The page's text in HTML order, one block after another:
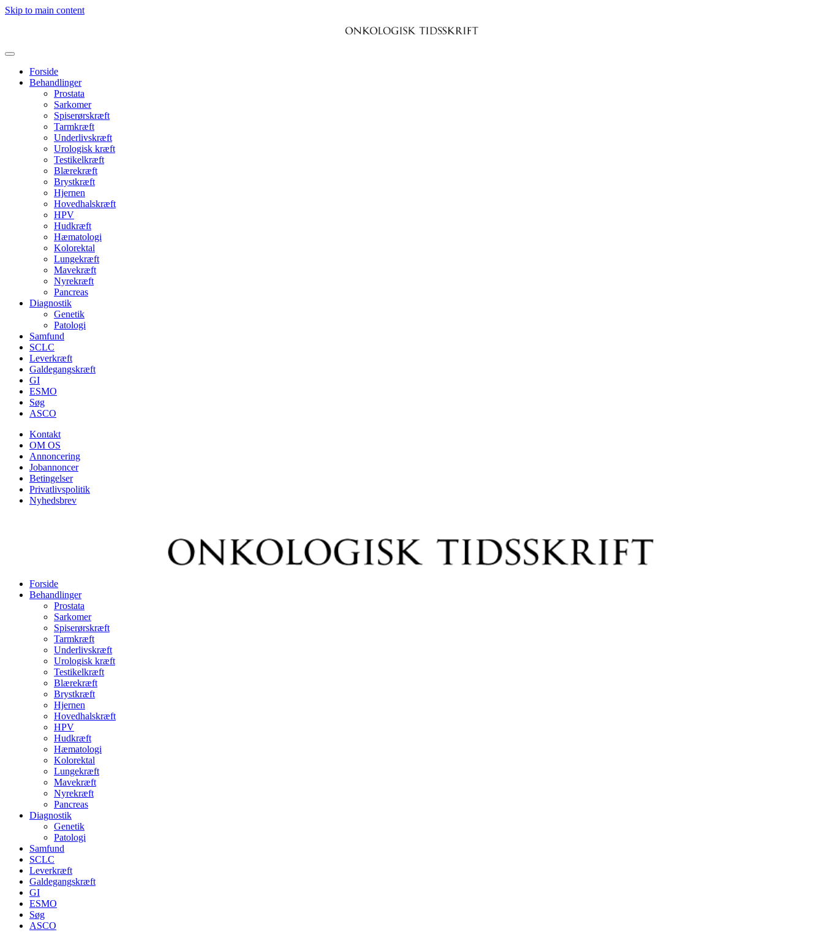
Skip to main content
Forside
Behandlinger
Prostata
Sarkomer
Spiserørskræft
Tarmkræft
Underlivskræft
Urologisk kræft
Testikelkræft
Blærekræft
Brystkræft
Hjernen
Hovedhalskræft
HPV
Hudkræft
Hæmatologi
Kolorektal
Lungekræft
Mavekræft
Nyrekræft
Pancreas
Diagnostik
Genetik
Patologi
Samfund
SCLC
Leverkræft
Galdegangskræft
GI
ESMO
Søg
ASCO
Kontakt
OM OS
Annoncering
Jobannoncer
Betingelser
Privatlivspolitik
Nyhedsbrev
Forside
Behandlinger
Prostata
Sarkomer
Spiserørskræft
Tarmkræft
Underlivskræft
Urologisk kræft
Testikelkræft
Blærekræft
Brystkræft
Hjernen
Hovedhalskræft
HPV
Hudkræft
Hæmatologi
Kolorektal
Lungekræft
Mavekræft
Nyrekræft
Pancreas
Diagnostik
Genetik
Patologi
Samfund
SCLC
Leverkræft
Galdegangskræft
GI
ESMO
Søg
ASCO